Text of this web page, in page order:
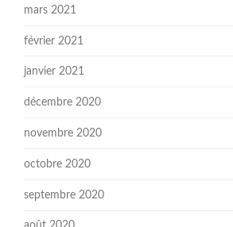
mars 2021
février 2021
janvier 2021
décembre 2020
novembre 2020
octobre 2020
septembre 2020